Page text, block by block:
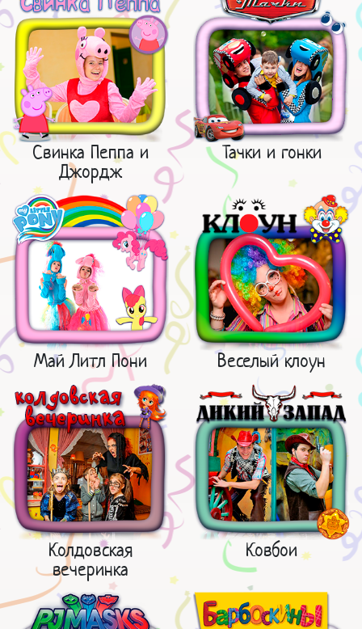
Свинка Пеппа и
Джордж
Тачки и гонки
Май Литл Пони Веселый клоун
Колдовская
вечеринка
Ковбои